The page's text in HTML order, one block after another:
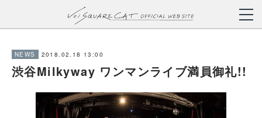
NEWS 2018.02.18 13:00
渋谷Milkyway ワンマンライブ満員御礼!!